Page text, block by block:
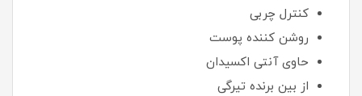
کنترل چربی
روشن کننده پوست
حاوی آنتی اکسیدان
از بین برنده تیرگی